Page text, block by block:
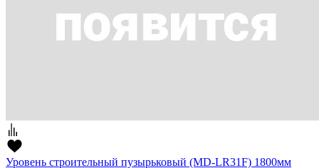
Уровень строительный пузырьковый (MD-LR31F) 1800мм